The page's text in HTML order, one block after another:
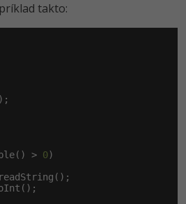
takto:
);
> 0)